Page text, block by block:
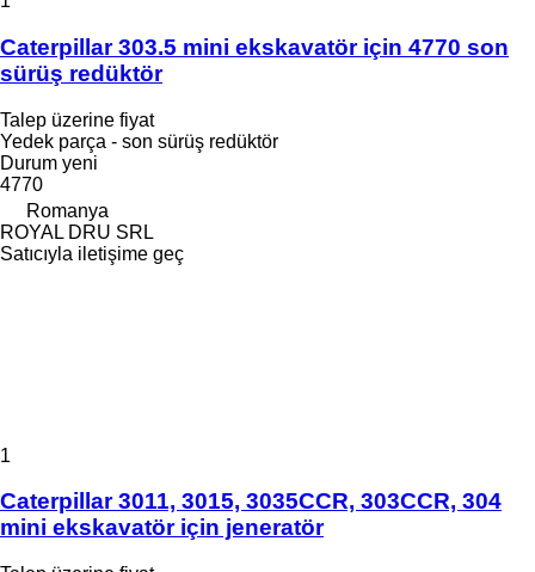
Caterpillar 303.5 mini ekskavatör için 4770 son
sürüş redüktör
Talep üzerine fiyat
Yedek parça - son sürüş redüktör
Durum yeni
4770
Romanya
ROYAL DRU SRL
Satıcıyla iletişime geç
1
Caterpillar 3011, 3015, 3035CCR, 303CCR, 304
mini ekskavatör için jeneratör